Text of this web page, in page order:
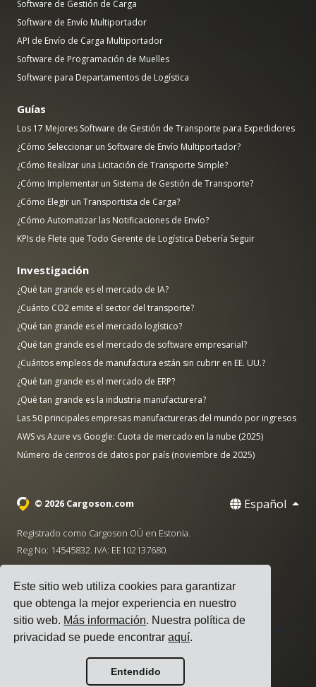
Este sitio web utiliza cookies para garantizar
que obtenga la mejor experiencia en nuestro
sitio web. Más información. Nuestra política de
privacidad se puede encontraraquí.
Entendido
Software de Gestión de Carga
Software de Envío Multiportador
API de Envío de Carga Multiportador
Software de Programación de Muelles
Software para Departamentos de Logística
Guías
Los 17 Mejores Software de Gestión de Transporte para Expedidores
¿Cómo Seleccionar un Software de Envío Multiportador?
¿Cómo Realizar una Licitación de Transporte Simple?
¿Cómo Implementar un Sistema de Gestión de Transporte?
¿Cómo Elegir un Transportista de Carga?
¿Cómo Automatizar las Notificaciones de Envío?
KPIs de Flete que Todo Gerente de Logística Debería Seguir
Investigación
¿Qué tan grande es el mercado de IA?
¿Cuánto CO2 emite el sector del transporte?
¿Qué tan grande es el mercado logístico?
¿Qué tan grande es el mercado de software empresarial?
¿Cuántos empleos de manufactura están sin cubrir en EE. UU.?
¿Qué tan grande es el mercado de ERP?
¿Qué tan grande es la industria manufacturera?
Las 50 principales empresas manufactureras del mundo por ingresos
AWS vs Azure vs Google: Cuota de mercado en la nube (2025)
Número de centros de datos por país (noviembre de 2025)
© 2026 Cargoson.com Español
Registrado como Cargoson OÜ en Estonia.
Reg No: 14545832. IVA: EE102137680.
· hello@cargoson.com
Términos de Servicio|Política de Privacidad
Política de